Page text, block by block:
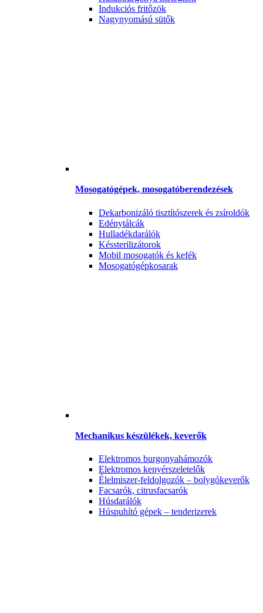
Indukciós fritőzök
Nagynyomású sütők
Mosogatógépek, mosogatóberendezések
Dekarbonizáló tisztítószerek és zsíroldók
Edénytálcák
Hulladékdarálók
Késsterilizátorok
Mobil mosogatók és kefék
Mosogatógépkosarak
Mechanikus készülékek, keverők
Elektromos burgonyahámozók
Elektromos kenyérszeletelők
Élelmiszer-feldolgozók – bolygókeverők
Facsarók, citrusfacsarók
Húsdarálók
Húspuhító gépek – tenderizerek